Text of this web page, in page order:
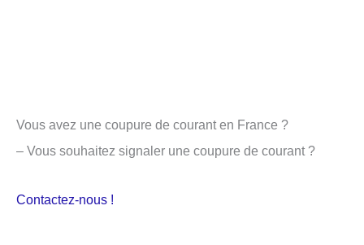
Vous avez une coupure de courant en France ?
– Vous souhaitez signaler une coupure de courant ?
Contactez-nous !